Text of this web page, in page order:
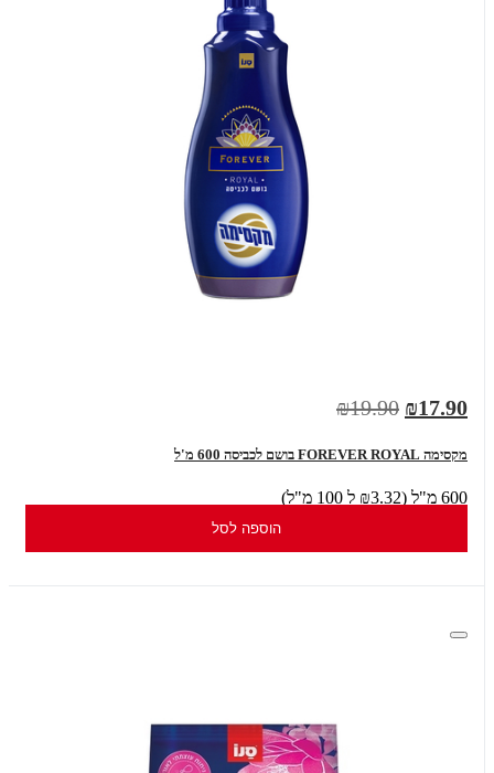
₪17.90
₪19.90
מקסימה FOREVER ROYAL בושם לכביסה 600 מ'ל
600 מ"ל (₪3.32 ל 100 מ"ל)
הוספה לסל